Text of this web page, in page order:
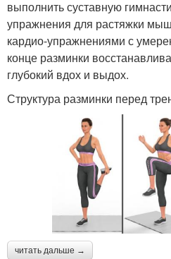
выполнить суставную
упражнения для растяжки
кардио-упражнениями с
конце разминки
глубокий вдох и выдох.
Структура разминки перед
читать дальше →